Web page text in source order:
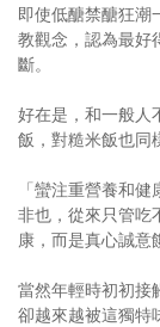
合作與代言
訂閱電子報
即使低醣禁醣狂潮
教觀念，認為最好
斷。
好在是，和一般人
飯，對糙米飯也同
「蠻注重營養和
非也，從來只管吃
康，而是真心誠意
當然年輕時初初接
卻越來越被這獨特